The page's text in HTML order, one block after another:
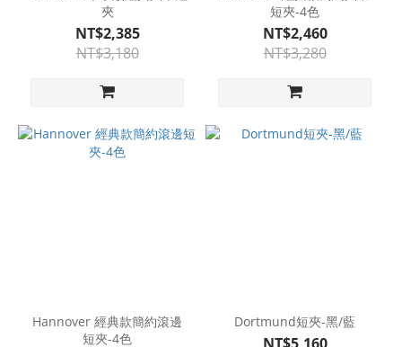
夾
NT$2,385
NT$3,180
短夾-4色
NT$2,460
NT$3,280
Hannover 經典款簡約滾邊
短夾-4色
Dortmund短夾-黑/藍